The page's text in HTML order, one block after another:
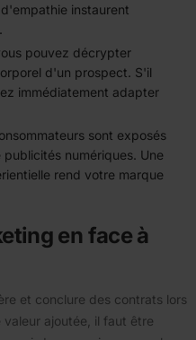
instaurent
pouvez décrypter
d'un prospect. S'il
immédiatement adapter
sont exposés
numériques. Une
rend votre marque
en face à
et conclure des contrats lors
valeur ajoutée, il faut être